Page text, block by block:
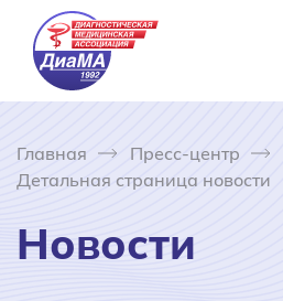
Главная Пресс-центр
Детальная страница новости
Новости